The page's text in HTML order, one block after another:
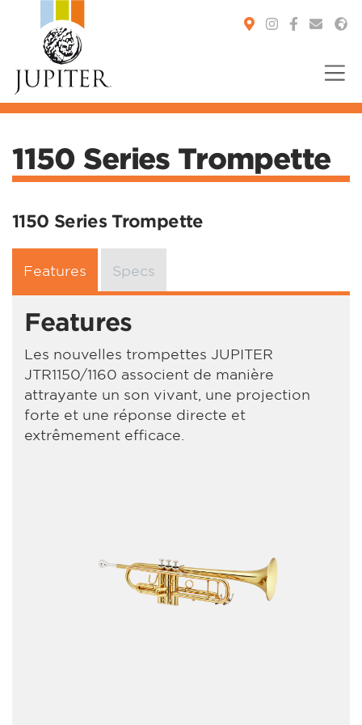
1150 Series Trompette
1150 Series Trompette
Features Specs
Features
Les nouvelles trompettes JUPITER
JTR1150/1160 associent de manière
attrayante un son vivant, une projection
forte et une réponse directe et
extrêmement efficace.